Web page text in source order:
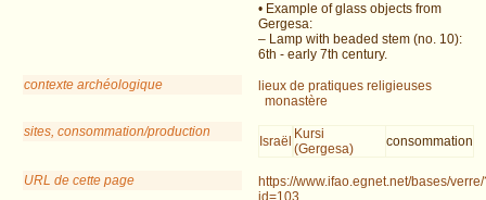
• Example of glass objects from
Gergesa:
– Lamp with beaded stem (no. 10):
6th - early 7th century.
contexte archéologique
lieux de pratiques religieuses
monastère
sites, consommation/production
Israël Kursi
(Gergesa)
consommation
URL de cette page
https://www.ifao.egnet.net/bases/
id=103